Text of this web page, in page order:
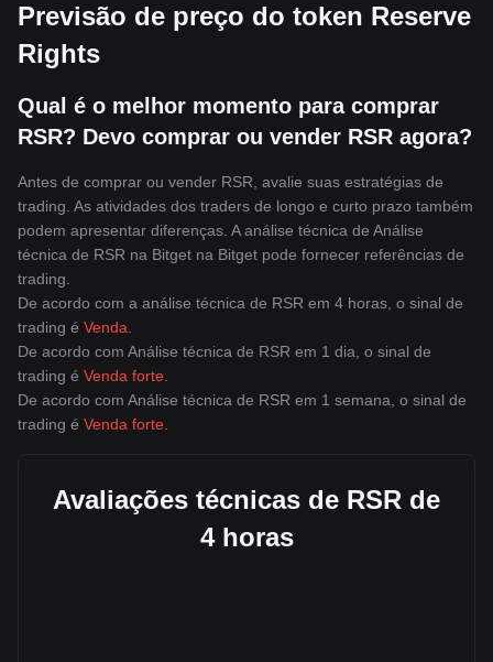
Previsão de preço do token Reserve
Rights
Qual é o melhor momento para comprar
RSR? Devo comprar ou vender RSR agora?
Antes de comprar ou vender RSR, avalie suas estratégias de
trading. As atividades dos traders de longo e curto prazo também
podem apresentar diferenças. A análise técnica de Análise
técnica de RSR na Bitget na Bitget pode fornecer referências de
trading.
De acordo com a análise técnica de RSR em 4 horas, o sinal de
trading é Venda
De acordo com Análise técnica de RSR em 1 dia, o sinal de
trading é Venda forte
De acordo com Análise técnica de RSR em 1 semana, o sinal de
trading é Venda forte
Avaliações técnicas de RSR de
4 horas